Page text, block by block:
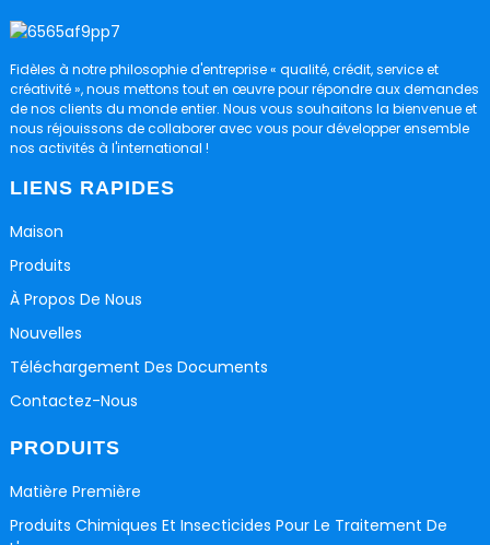
Fidèles à notre philosophie d'entreprise « qualité, crédit, service et
créativité », nous mettons tout en œuvre pour répondre aux demandes
de nos clients du monde entier. Nous vous souhaitons la bienvenue et
nous réjouissons de collaborer avec vous pour développer ensemble
nos activités à l'international !
LIENS RAPIDES
Maison
Produits
À Propos De Nous
Nouvelles
Téléchargement Des Documents
Contactez-Nous
PRODUITS
Matière Première
Produits Chimiques Et Insecticides Pour Le Traitement De